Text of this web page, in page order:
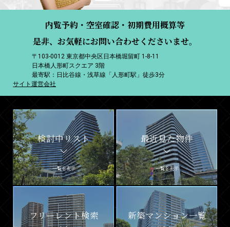
内覧予約・空室確認・初期費用概算等
是非、お気軽にお問い合わせくださいませ。
〒103-0012 東京都中央区日本橋堀留町 1-8-11
日本橋人形町スクエア 3階
最寄駅：日比谷線・浅草線「人形町駅」徒歩3分
サイト運営会社
検討中リスト
一覧を表示
最近見た物件
一覧を表示
フリーレント検索 新築マンション一覧